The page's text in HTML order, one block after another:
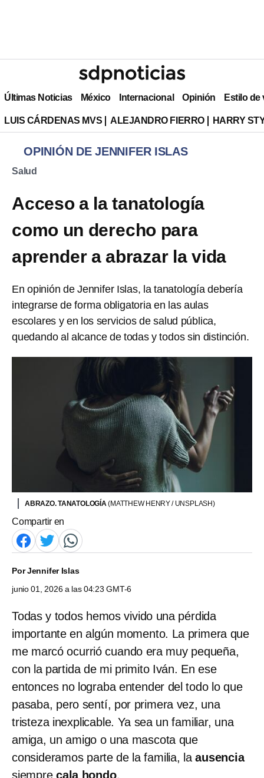
Últimas Noticias México Internacional Opinión Estilo de
LUIS CÁRDENAS MVS ALEJANDRO FIERRO HARRY
OPINIÓN DE JENNIFER ISLAS
Salud
Acceso a la tanatología
como un derecho para
aprender a abrazar la vida
En opinión de Jennifer Islas, la tanatología debería
integrarse de forma obligatoria en las aulas
escolares y en los servicios de salud pública,
quedando al alcance de todas y todos sin distinción.
ABRAZO. TANATOLOGÍA(MATTHEW HENRY / UNSPLASH)
Compartir en
PorJennifer Islas
junio 01, 2026 a las 04:23 GMT-6
Todas y todos hemos vivido una pérdida
importante en algún momento. La primera que
me marcó ocurrió cuando era muy pequeña,
con la partida de mi primito Iván. En ese
entonces no lograba entender del todo lo que
pasaba, pero sentí, por primera vez, una
tristeza inexplicable. Ya sea un familiar, una
amiga, un amigo o una mascota que
consideramos parte de la familia, laausencia
siempre cala hondo.